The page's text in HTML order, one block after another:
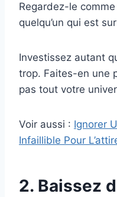
Regardez-le
quelqu’un qui est
Investissez autant
trop. Faites-en une
pas tout votre
Voir aussi : Ignorer
Infaillible Pour
2. Baissez